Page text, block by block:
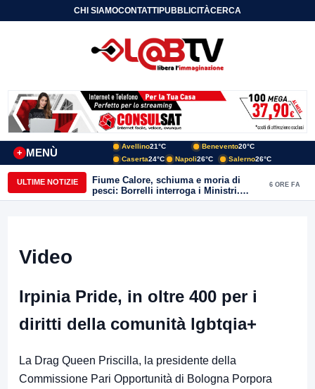
CHI SIAMOCONTATTIPUBBLICITÀCERCA
MENÙ
+
Avellino21°C Benevento20°C
Caserta24°C Napoli26°C Salerno26°C
ULTIME NOTIZIE
Fiume Calore, schiuma e moria di
pesci: Borrelli interroga i Ministri.
“Benevento paga l’assenza del
6 ORE FA
Video
Irpinia Pride, in oltre 400 per i
diritti della comunità lgbtqia+
La Drag Queen Priscilla, la presidente della
Commissione Pari Opportunità di Bologna Porpora